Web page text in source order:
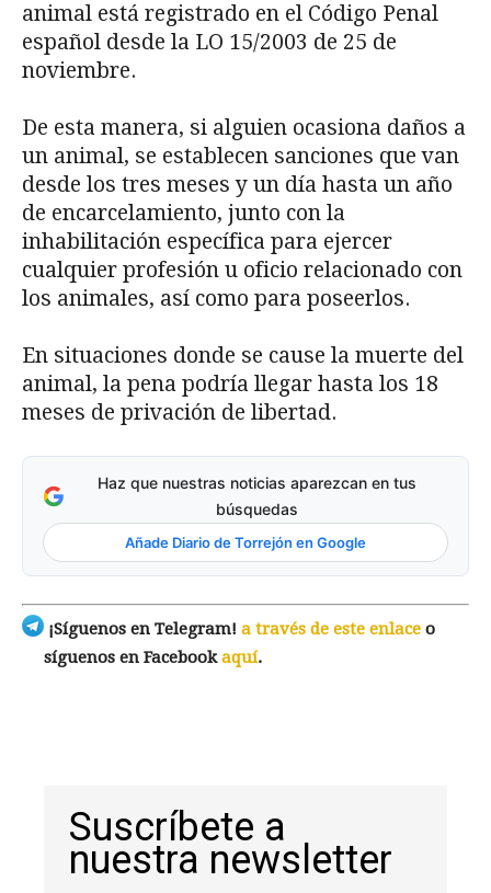
animal está registrado en el Código Penal
español desde la LO 15/2003 de 25 de
noviembre.
De esta manera, si alguien ocasiona daños a
un animal, se establecen sanciones que van
desde los tres meses y un día hasta un año
de encarcelamiento, junto con la
inhabilitación específica para ejercer
cualquier profesión u oficio relacionado con
los animales, así como para poseerlos.
En situaciones donde se cause la muerte del
animal, la pena podría llegar hasta los 18
meses de privación de libertad.
Haz que nuestras noticias aparezcan en tus
búsquedas
Añade Diario de Torrejón en Google
¡Síguenos en Telegram! a través de este enlace o
síguenos en Facebookaquí.
Suscríbete a
nuestra newsletter